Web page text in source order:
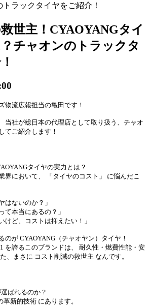
ラックタイヤをご紹介！
世主！CYAOYANGタイ
チャオンのトラックタ
物流広報担当の亀田です！
社が総日本の代理店として取り扱う、チャオ
てご紹介します！
タイヤの実力とは？
界において、 「タイヤのコスト」 に悩んだこ
はないのか？」
て本当にあるの？」
けど、コストは抑えたい！」
のが CYAOYANG（チャオヤン）タイヤ！
を誇るこのブランドは、 耐久性・燃費性能・安
、まさに コスト削減の救世主 なんです。
ばれるのか？
新的技術 にあります。